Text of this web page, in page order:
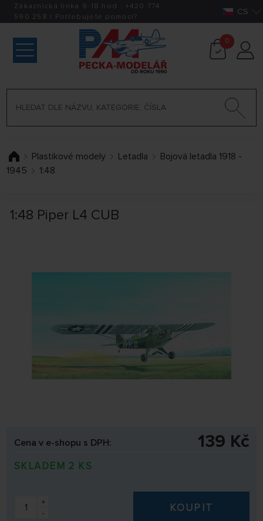
Zákaznická linka 9-18 hod.: +420 774
590 258 | Potřebujete pomoci? CS
0
Plastikové modely Letadla
Bojová letadla 1918 -
1945
1:48
1:48 Piper L4 CUB
Cena v e-shopu s DPH: 139 Kč
SKLADEM 2 KS
+
-
KOUPIT